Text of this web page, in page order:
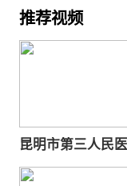
推荐视频
昆明市第三人民